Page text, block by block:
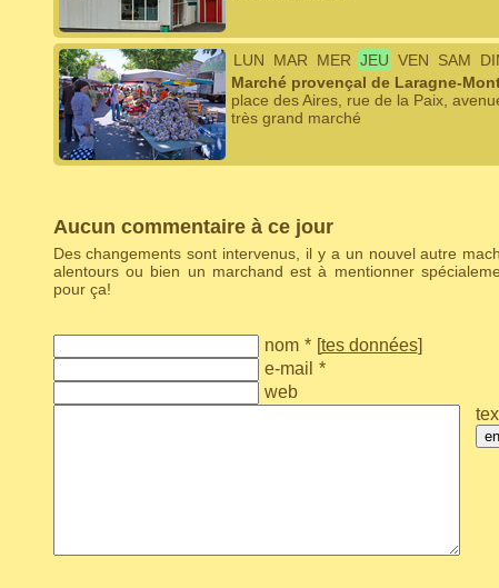
LUN MAR MER JEU VEN SAM
Marché provençal de Laragne-
place des Aires, rue de la Paix,
très grand marché
Aucun commentaire à ce jour
Des changements sont intervenus, il y a un nouvel autre
alentours ou bien un marchand est à mentionner
pour ça!
nom * [tes données]
e-mail *
web